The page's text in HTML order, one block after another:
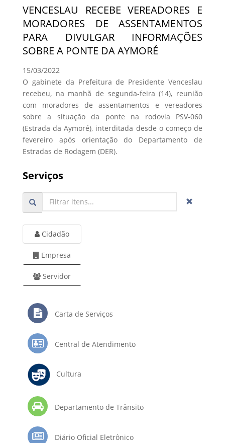
VENCESLAU RECEBE VEREADORES E
MORADORES DE ASSENTAMENTOS
PARA DIVULGAR INFORMAÇÕES
SOBRE A PONTE DA AYMORÉ
15/03/2022
O gabinete da Prefeitura de Presidente Venceslau
recebeu, na manhã de segunda-feira (14), reunião
com moradores de assentamentos e vereadores
sobre a situação da ponte na rodovia PSV-060
(Estrada da Aymoré), interditada desde o começo de
fevereiro após orientação do Departamento de
Estradas de Rodagem (DER).
Serviços
Cidadão
Empresa
Servidor
Carta de Serviços
Central de Atendimento
Cultura
Departamento de Trânsito
Diário Oficial Eletrônico